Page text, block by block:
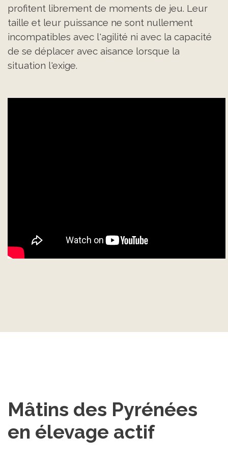
profitent librement de moments de jeu. Leur
taille et leur puissance ne sont nullement
incompatibles avec l'agilité ni avec la capacité
de se déplacer avec aisance lorsque la
situation l'exige.
Mâtins des Pyrénées
en élevage actif